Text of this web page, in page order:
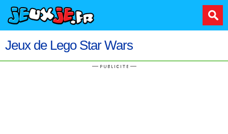
Jeux de Lego Star Wars